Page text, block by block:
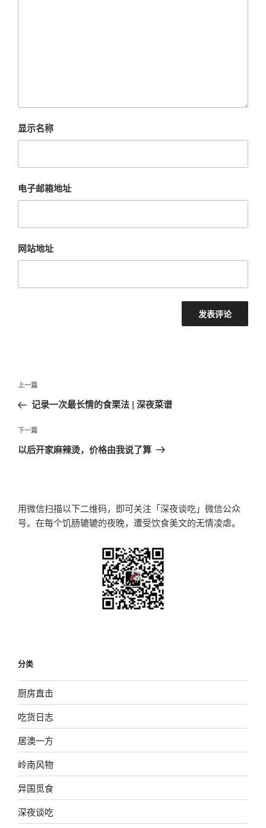
显示名称
电子邮箱地址
网站地址
文
导
航
上
一
文
章
上一篇
记录一次最长情的食栗法 | 深夜菜谱
下
一
下一篇
以后开家麻辣烫，价格由我说了算
用微信扫描以下二维码，即可关注「深夜谈吃」微信公众
号。在每个饥肠辘辘的夜晚，遭受饮食美文的无情凌虐。
分类
厨房直击
吃货日志
居澳一方
岭南风物
异国觅食
深夜谈吃